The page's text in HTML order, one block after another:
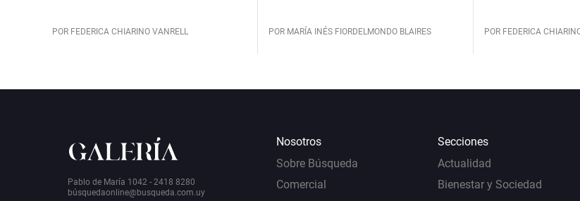
POR FEDERICA CHIARINO VANRELL POR MARÍA INÉS FIORDELMONDO BLAIRES POR FEDERICA
Pablo de María 1042 - 2418 8280
búsquedaonline@busqueda.com.uy
Nosotros
Sobre Búsqueda
Comercial
Secciones
Actualidad
Bienestar y Sociedad